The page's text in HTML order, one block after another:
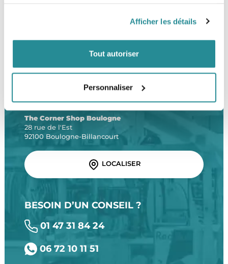
Afficher les détails
Tout autoriser
Personnaliser
À partir de 99€ d’achat*
LE SHOP
The Corner Shop Boulogne
28 rue de l'Est
92100 Boulogne-Billancourt
LOCALISER
BESOIN D’UN CONSEIL ?
01 47 31 84 24
06 72 10 11 51